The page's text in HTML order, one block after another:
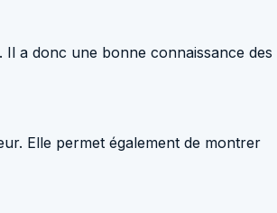
a donc une bonne connaissance des
Elle permet également de montrer